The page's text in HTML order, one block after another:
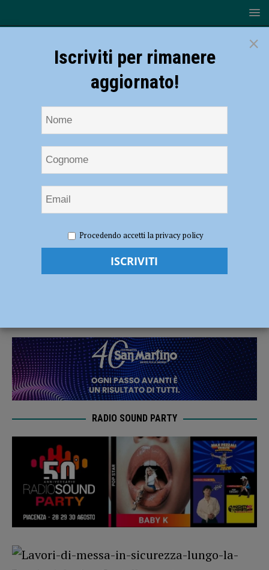
stradali di 2i Rete Gas
Da lunedì 20 in via Giordani i lavori
RADIO SOUND PARTY
×
Iscriviti per rimanere
aggiornato!
Procedendo accetti la privacy policy